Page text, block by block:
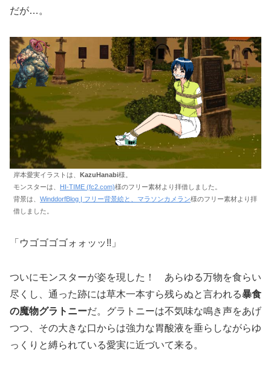
だが…。
岸本愛実イラストは、 KazuHanabi様。
モンスターは、 HI-TIME (fc2.com)様のフリー素材より拝借しました。
背景は、 WinddorfBlog | フリー背景絵と、マラソンカメラン様のフリー素材より拝
借しました。
「ウゴゴゴゴォォッッ!!」
ついにモンスターが姿を現した！ あらゆる万物を食らい
尽くし、通った跡には草木一本すら残らぬと言われる暴食
の魔物グラトニーだ。グラトニーは不気味な鳴き声をあげ
つつ、その大きな口からは強力な胃酸液を垂らしながらゆ
っくりと縛られている愛実に近づいて来る。